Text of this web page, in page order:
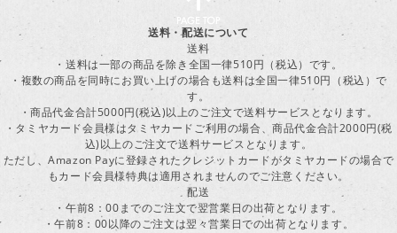
送料・配送について
送料
・送料は一部の商品を除き全国一律510円（税込）です。
・複数の商品を同時にお買い上げの場合も送料は全国一律510円（税込）で
す。
・商品代金合計5000円(税込)以上のご注文で送料サービスとなります。
・タミヤカード会員様はタミヤカードご利用の場合、商品代金合計2000円(税
込)以上のご注文で送料サービスとなります。
ただし、Amazon Payに登録されたクレジットカードがタミヤカードの場合で
もカード会員様特典は適用されませんのでご注意ください。
配送
・午前8：00までのご注文で翌営業日の出荷となります。
・午前8：00以降のご注文は翌々営業日での出荷となります。